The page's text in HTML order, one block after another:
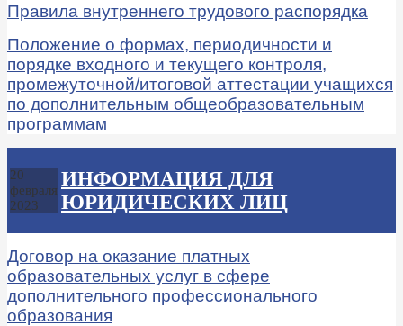
Правила внутреннего трудового распорядка
Положение о формах, периодичности и
порядке входного и текущего контроля,
промежуточной/итоговой аттестации учащихся
по дополнительным общеобразовательным
программам
20
февраля
2023
ИНФОРМАЦИЯ ДЛЯ
ЮРИДИЧЕСКИХ ЛИЦ
Договор на оказание платных
образовательных услуг в сфере
дополнительного профессионального
образования